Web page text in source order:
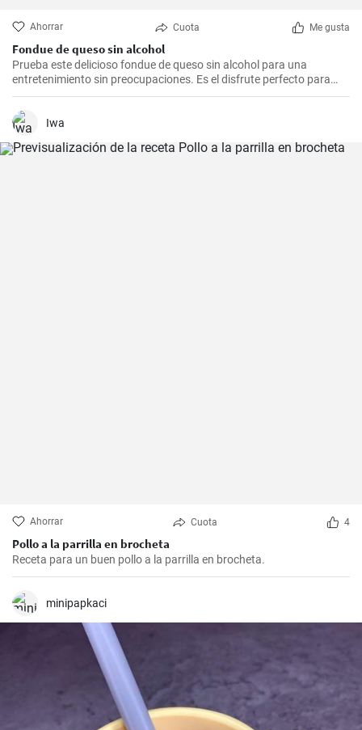
Ahorrar Cuota Me gusta
Fondue de queso sin alcohol
Prueba este delicioso fondue de queso sin alcohol para una
entretenimiento sin preocupaciones. Es el disfrute perfecto para
una noche acogedora con amigos y familiares. Sírvelo con tus
guarniciones favoritas como pan crujiente, verduras o incluso
frutas para una experiencia culinaria inolvidable.
Iwa
Ahorrar Cuota 4
Pollo a la parrilla en brocheta
Receta para un buen pollo a la parrilla en brocheta.
minipapkaci